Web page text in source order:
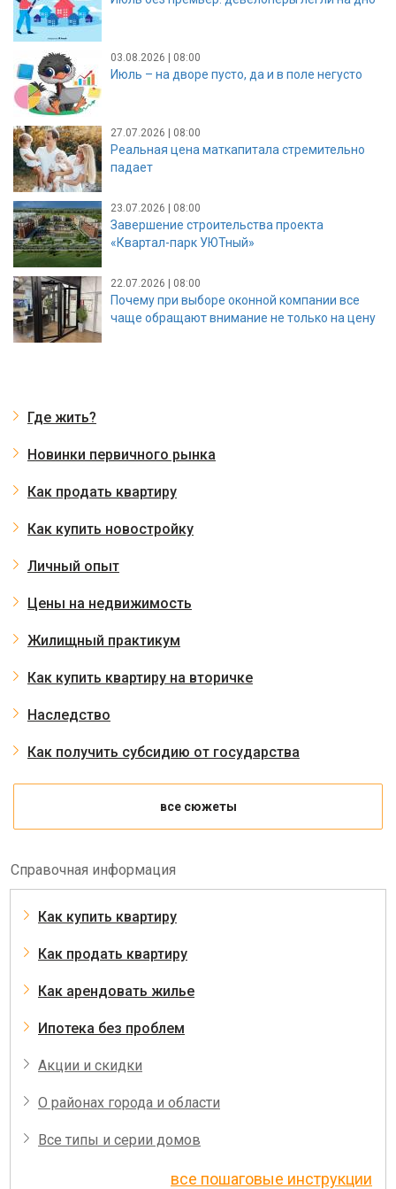
03.08.2026 | 08:00
Июль – на дворе пусто, да и в поле негусто
27.07.2026 | 08:00
Реальная цена маткапитала стремительно
падает
23.07.2026 | 08:00
Завершение строительства проекта
«Квартал-парк УЮТный»
22.07.2026 | 08:00
Почему при выборе оконной компании все
чаще обращают внимание не только на цену
Где жить?
Новинки первичного рынка
Как продать квартиру
Как купить новостройку
Личный опыт
Цены на недвижимость
Жилищный практикум
Как купить квартиру на вторичке
Наследство
Как получить субсидию от государства
все сюжеты
Справочная информация
Как купить квартиру
Как продать квартиру
Как арендовать жилье
Ипотека без проблем
Акции и скидки
О районах города и области
Все типы и серии домов
все пошаговые инструкции